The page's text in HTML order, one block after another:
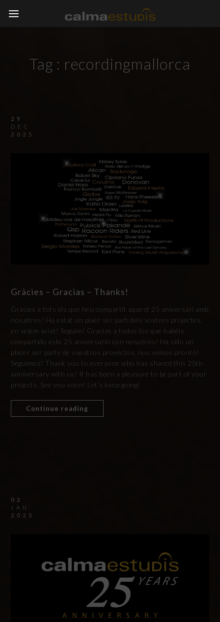
Tag : recordingmallorca
29
DEC
2025
Gràcies – Gracias – Thanks!
Gràcies a tots els que heu compartit aquest 25 aniversari amb
nosaltres! Ha estat un plaer ser part dels vostres projectes,
en veiem aviat! Seguim! Gracias a todos los que habéis
compartido este 25 aniversario con nosotros! Ha sido un
placer ser parte de vuestros proyectos, nos vemos pronto!
Seguimos! Thank you to everyone who has shared this 25th
anniversary with us! It has been a pleasure to be part of your
projects. See you soon! Let’s keep going!
Continue reading
02
JAN
2025